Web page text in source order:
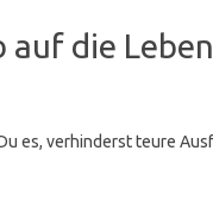
die
es, verhinderst teure